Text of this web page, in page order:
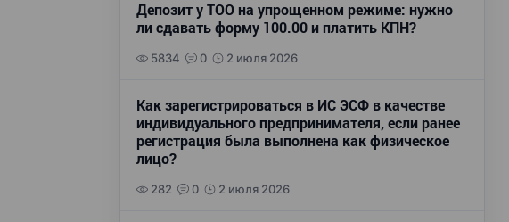
Депозит у ТОО на упрощенном режиме: нужно
ли сдавать форму 100.00 и платить КПН?
5834 0 2 июля 2026
Как зарегистрироваться в ИС ЭСФ в качестве
индивидуального предпринимателя, если ранее
регистрация была выполнена как физическое
лицо?
282 0 2 июля 2026